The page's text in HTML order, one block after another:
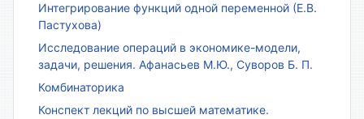
Интегрирование функций одной переменной (Е.В.
Пастухова)
Исследование операций в экономике-модели,
задачи, решения. Афанасьев М.Ю., Суворов Б. П.
Комбинаторика
Конспект лекций по высшей математике.